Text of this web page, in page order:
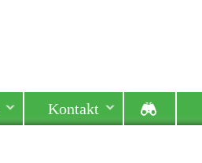
Kontakt